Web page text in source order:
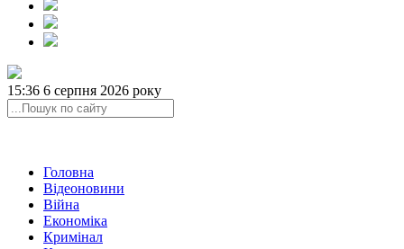
15:36 6 серпня 2026 року
Головна
Відеоновини
Війна
Економіка
Кримінал